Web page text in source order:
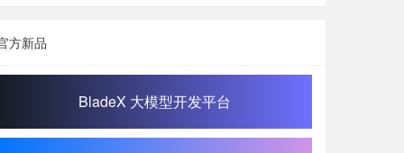
方新品
BladeX 大模型开发平台